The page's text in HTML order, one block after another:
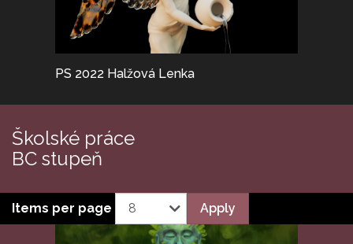
PS 2022 Halžová Lenka
Školské práce
BC stupeň
Items per page Apply